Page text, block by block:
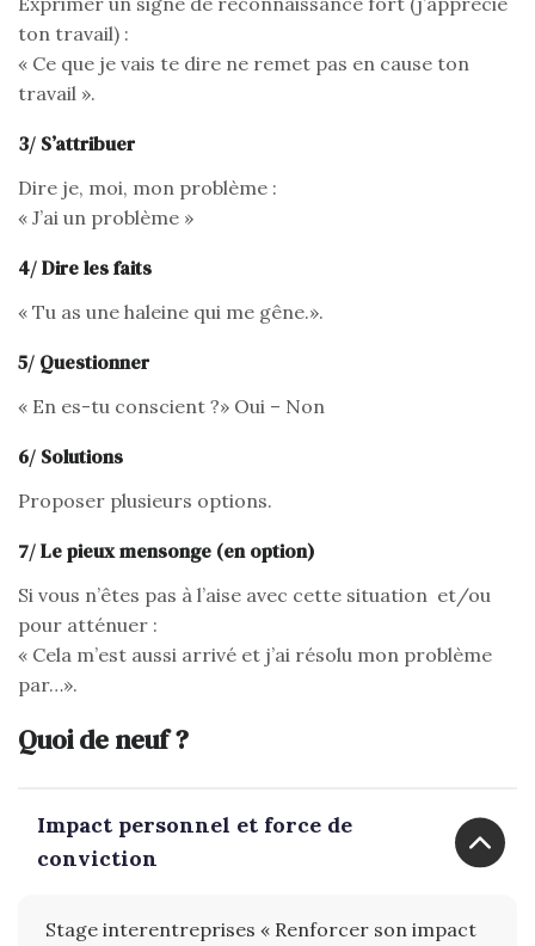
ton travail) :
« Ce que je vais te dire ne remet pas en cause ton
travail ».
3/ S’attribuer
Dire je, moi, mon problème :
« J’ai un problème »
4/ Dire les faits
« Tu as une haleine qui me gêne.».
5/ Questionner
« En es-tu conscient ?» Oui – Non
6/ Solutions
Proposer plusieurs options.
7/ Le pieux mensonge (en option)
Si vous n’êtes pas à l’aise avec cette situation et/ou
pour atténuer :
« Cela m’est aussi arrivé et j’ai résolu mon problème
par…».
Quoi de neuf ?
Impact personnel et force de
conviction
Stage interentreprises « Renforcer son impact